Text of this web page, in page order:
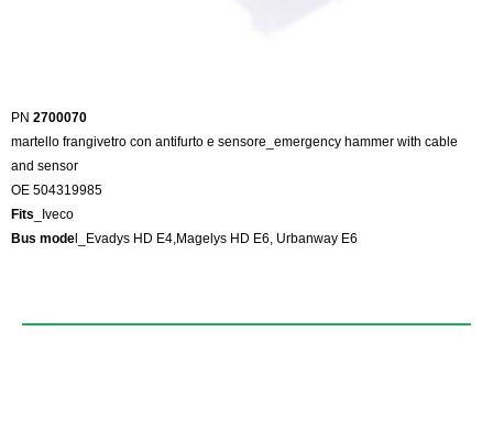
PN 2700070
martello frangivetro con antifurto e sensore_emergency hammer with cable
and sensor
OE 504319985
Fits _Iveco
Bus mode l_Evadys HD E4,Magelys HD E6, Urbanway E6